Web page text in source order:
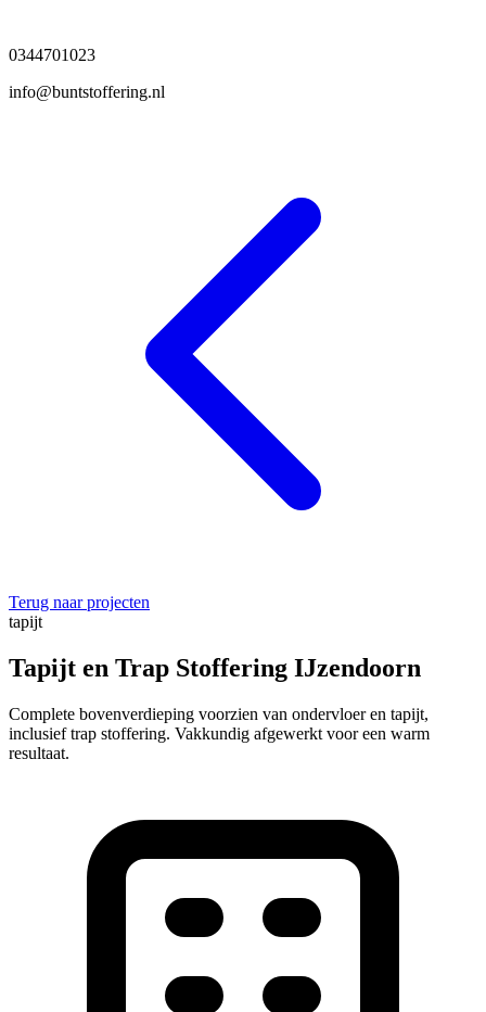
0344701023
info@buntstoffering.nl
Terug naar projecten
tapijt
Tapijt en Trap Stoffering IJzendoorn
Complete bovenverdieping voorzien van ondervloer en tapijt,
inclusief trap stoffering. Vakkundig afgewerkt voor een warm
resultaat.